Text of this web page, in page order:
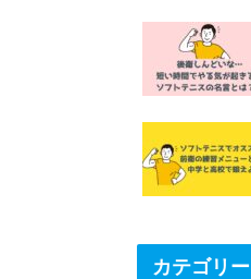
カテゴリー